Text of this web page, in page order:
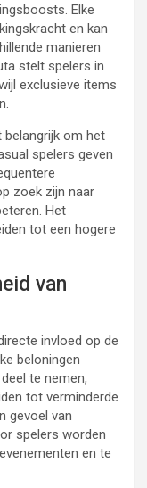
Elke
en kan
manieren
stelt spelers in
exclusieve items
belangrijk om het
spelers geven
zoek zijn naar
Het
tot een hogere
van
invloed op de
beloningen
te nemen,
tot verminderde
gevoel van
spelers worden
en te